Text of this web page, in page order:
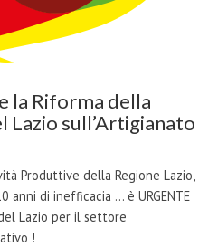
la Riforma della
Lazio sull’Artigianato
Produttive della Regione Lazio,
di inefficacia ... è URGENTE
Lazio per il settore
!